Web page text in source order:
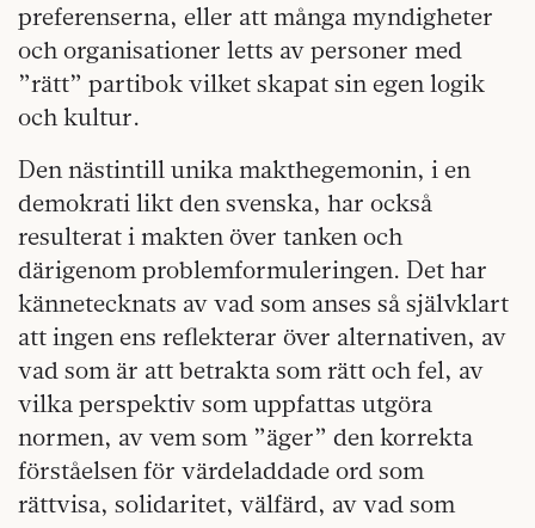
preferenserna, eller att många myndigheter
och organisationer letts av personer med
”rätt” partibok vilket skapat sin egen logik
och kultur.
Den nästintill unika makthegemonin, i en
demokrati likt den svenska, har också
resulterat i makten över tanken och
därigenom problemformuleringen. Det har
kännetecknats av vad som anses så självklart
att ingen ens reflekterar över alternativen, av
vad som är att betrakta som rätt och fel, av
vilka perspektiv som uppfattas utgöra
normen, av vem som ”äger” den korrekta
förståelsen för värdeladdade ord som
rättvisa, solidaritet, välfärd, av vad som